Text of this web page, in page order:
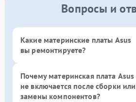
Вопросы и
Какие материнские платы Asus
вы ремонтируете?
Почему материнская плата Asus
не включается после сборки или
замены компонентов?